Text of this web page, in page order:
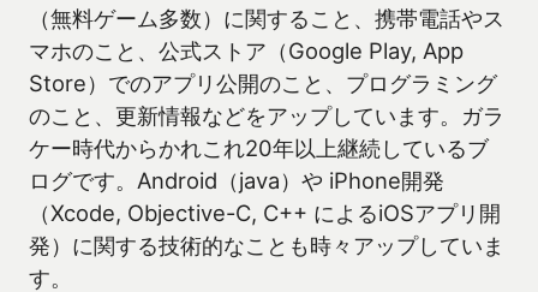
（無料ゲーム多数）に関すること、携帯電話やス
マホのこと、公式ストア（Google Play, App
Store）でのアプリ公開のこと、プログラミング
のこと、更新情報などをアップしています。ガラ
ケー時代からかれこれ20年以上継続しているブ
ログです。Android（java）や iPhone開発
（Xcode, Objective-C, C++ によるiOSアプリ開
発）に関する技術的なことも時々アップしていま
す。